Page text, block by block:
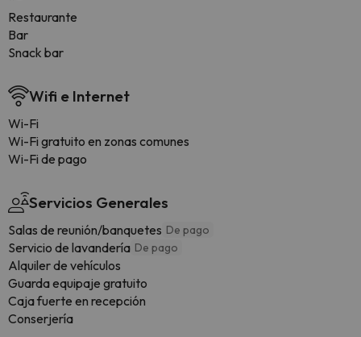
Restaurante
Bar
Snack bar
Wifi e Internet
Wi-Fi
Wi-Fi gratuito en zonas comunes
Wi-Fi de pago
Servicios Generales
Salas de reunión/banquetes De pago
Servicio de lavandería De pago
Alquiler de vehículos
Guarda equipaje gratuito
Caja fuerte en recepción
Conserjería